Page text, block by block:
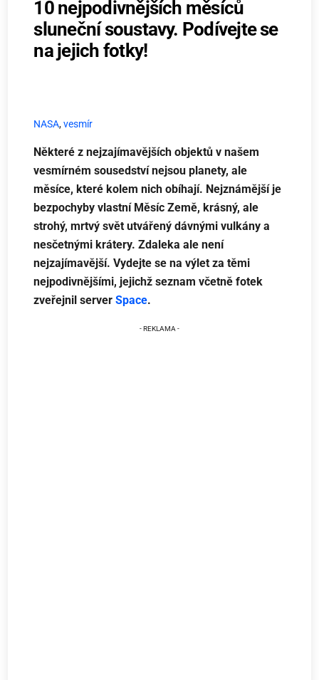
10 nejpodivnějších měsíců
sluneční soustavy. Podívejte se
na jejich fotky!
NASA,vesmír
Některé z nejzajímavějších objektů v našem
vesmírném sousedství nejsou planety, ale
měsíce, které kolem nich obíhají. Nejznámější je
bezpochyby vlastní Měsíc Země, krásný, ale
strohý, mrtvý svět utvářený dávnými vulkány a
nesčetnými krátery. Zdaleka ale není
nejzajímavější. Vydejte se na výlet za těmi
nejpodivnějšími, jejichž seznam včetně fotek
zveřejnil serverSpace.